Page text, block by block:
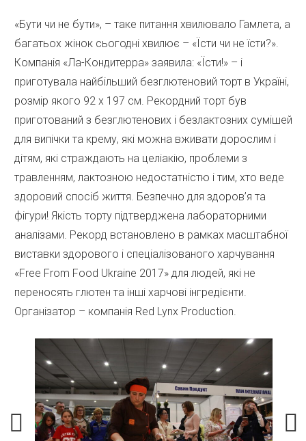
«Бути чи не бути», – таке питання хвилювало Гамлета, а
багатьох жінок сьогодні хвилює – «Їсти чи не їсти?».
Компанія «Ла-Кондитерра» заявила: «Їсти!» – і
приготувала найбільший безглютеновий торт в Україні,
розмір якого 92 х 197 см. Рекордний торт був
приготований з безглютенових і безлактозних сумішей
для випічки та крему, які можна вживати дорослим і
дітям, які страждають на целіакію, проблеми з
травленням, лактозною недостатністю і тим, хто веде
здоровий спосіб життя. Безпечно для здоров’я та
фігури! Якість торту підтверджена лабораторними
аналізами. Рекорд встановлено в рамках масштабної
виставки здорового і спеціалізованого харчування
«Free From Food Ukraine 2017» для людей, які не
переносять глютен та інші харчові інгредієнти.
Організатор – компанія Red Lynx Production.